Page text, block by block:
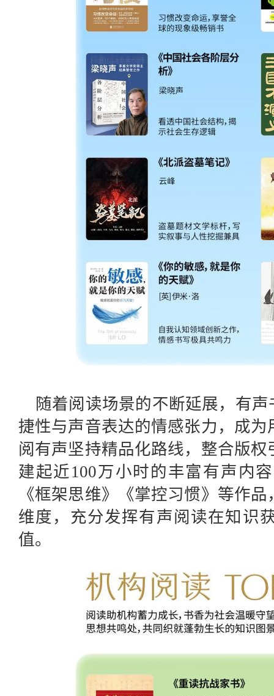
随着阅读场景的不断延展，有
捷性与声音表达的情感张力，成
阅有声坚持精品化路线，整合版
建起近100万小时的丰富有声内
《框架思维》《掌控习惯》等作
维度，充分发挥有声阅读在知识
值。